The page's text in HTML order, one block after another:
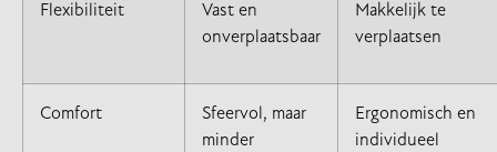
Flexibiliteit
Vast en
onverplaatsbaar
Makkelijk te
verplaatsen
Comfort
Sfeervol, maar
minder
Ergonomisch en
individueel